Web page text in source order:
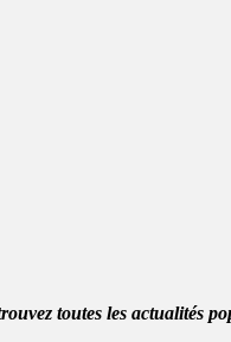
toutes les actualités